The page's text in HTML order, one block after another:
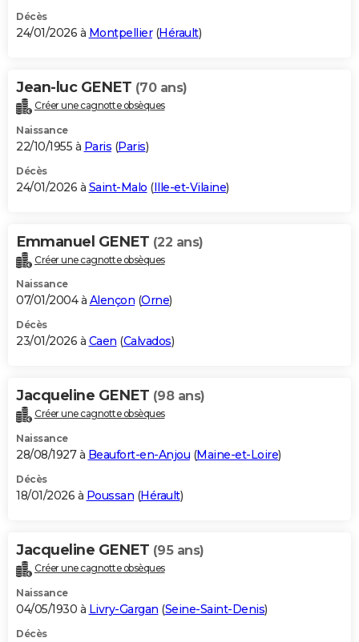
Décès
24/01/2026 à Montpellier(Hérault)
Jean-luc GENET (70 ans)
Créer une cagnotte obsèques
Naissance
22/10/1955 à Paris (Paris)
Décès
24/01/2026 à Saint-Malo (Ille-et-Vilaine)
Emmanuel GENET (22 ans)
Créer une cagnotte obsèques
Naissance
07/01/2004 à Alençon (Orne)
Décès
23/01/2026 à Caen (Calvados)
Jacqueline GENET (98 ans)
Créer une cagnotte obsèques
Naissance
28/08/1927 à Beaufort-en-Anjou (Maine-et-Loire)
Décès
18/01/2026 à Poussan (Hérault)
Jacqueline GENET (95 ans)
Créer une cagnotte obsèques
Naissance
04/05/1930 à Livry-Gargan (Seine-Saint-Denis)
Décès